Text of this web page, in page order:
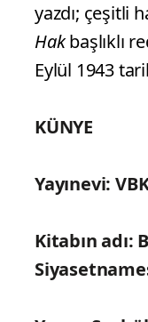
yazdı; çeşitli
Hakbaşlıklı
Eylül 1943
KÜNYE
Yayınevi:
Kitabın adı: